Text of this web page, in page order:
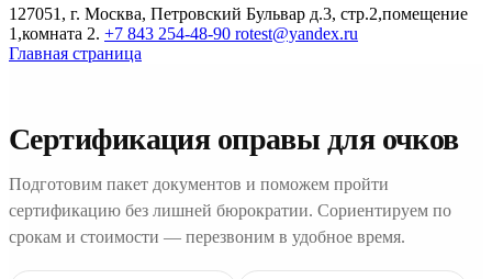
127051, г. Москва, Петровский Бульвар д.3, стр.2,помещение
1,комната 2. +7 843 254-48-90 rotest@yandex.ru
Главная страница
Сертификация оправы для очков
Подготовим пакет документов и поможем пройти
сертификацию без лишней бюрократии. Сориентируем по
срокам и стоимости — перезвоним в удобное время.